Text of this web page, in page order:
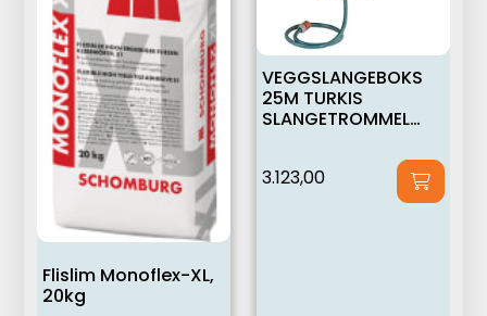
Flislim Monoflex-XL,
20kg
VEGGSLANGEBOKS
25M TURKIS
SLANGETROMMEL
3.123,00